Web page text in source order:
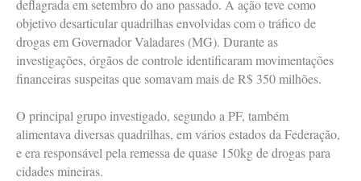
deflagrada em setembro do ano passado. A ação teve como
objetivo desarticular quadrilhas envolvidas com o tráfico de
drogas em Governador Valadares (MG). Durante as
investigações, órgãos de controle identificaram movimentações
financeiras suspeitas que somavam mais de R$ 350 milhões.
O principal grupo investigado, segundo a PF, também
alimentava diversas quadrilhas, em vários estados da Federação,
e era responsável pela remessa de quase 150kg de drogas para
cidades mineiras.